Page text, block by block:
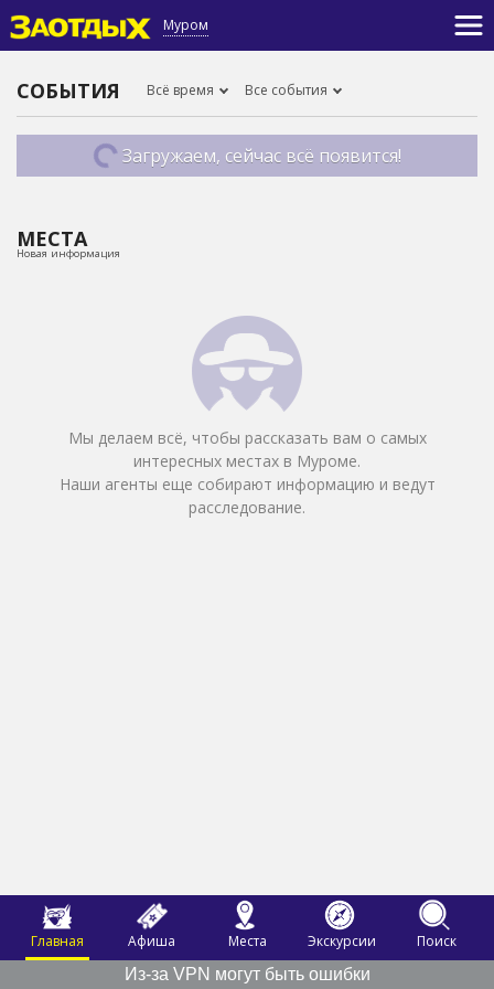
Муром
Главная Афиша Места Экскурсии
Поиск
Из-за VPN могут быть ошибки
СОБЫТИЯ Всё время Все события
Загружаем, сейчас всё появится!
МЕСТА
Новая информация
Мы делаем всё, чтобы рассказать вам о самых
интересных местах в Муроме.
Наши агенты еще собирают информацию и ведут
расследование.